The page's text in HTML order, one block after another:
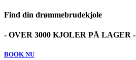
Find din drømmebrudekjole
- OVER 3000 KJOLER PÅ LAGER -
BOOK NU